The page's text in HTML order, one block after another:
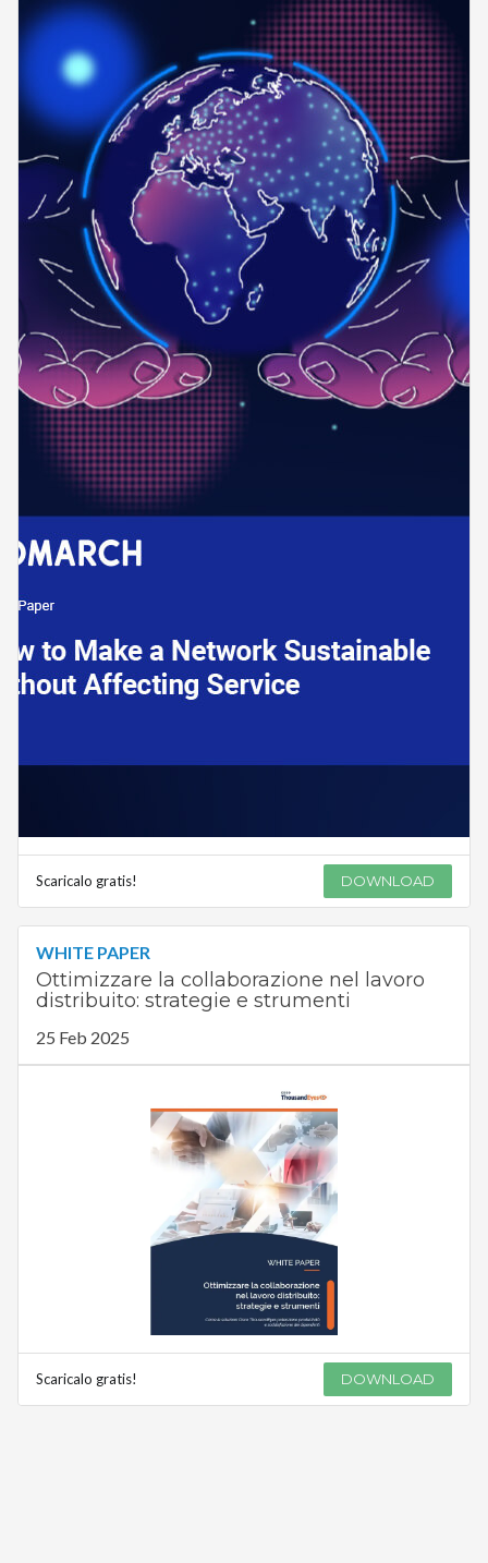
Scaricalo gratis! DOWNLOAD
WHITE PAPER
Ottimizzare la collaborazione nel lavoro
distribuito: strategie e strumenti
25 Feb 2025
Scaricalo gratis! DOWNLOAD